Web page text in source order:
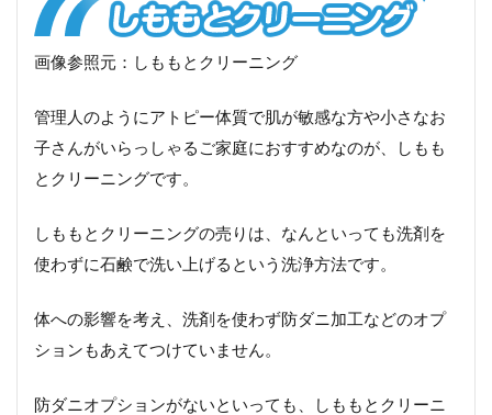
んク
リー
ニン
グの
スコ
7
【長
需要
別オ
スス
団ク
リー
ニン
とめ
画像参照元：しももとクリーニング
管理人のようにアトピー体質で肌が敏感な方や小さなお
子さんがいらっしゃるご家庭におすすめなのが、しもも
とクリーニングです。
しももとクリーニングの売りは、なんといっても洗剤を
使わずに石鹸で洗い上げるという洗浄方法です。
体への影響を考え、洗剤を使わず防ダニ加工などのオプ
ションもあえてつけていません。
防ダニオプションがないといっても、しももとクリーニ